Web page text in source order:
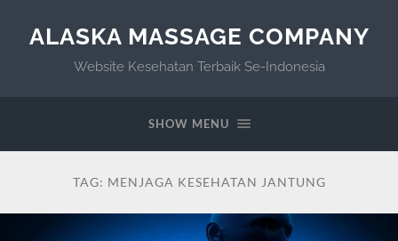
ALASKA MASSAGE COMPANY
Website Kesehatan Terbaik Se-Indonesia
SHOW MENU
TAG: MENJAGA KESEHATAN JANTUNG